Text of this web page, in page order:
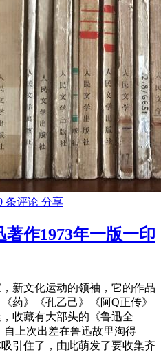
条评论 分享
作1973年一版一印
新文化运动的领袖，它的作品
药》《孔乙己》《阿Q正传》
收藏有大部头的《鲁迅全
上次出差在鲁迅故里淘得
引住了，由此萌发了要收集齐